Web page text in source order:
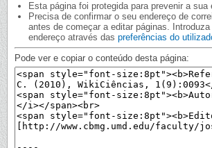
Esta página foi protegida para prevenir a sua
Precisa de confirmar o seu endereço de
antes de começar a editar páginas.
endereço através das preferências do
Pode ver e copiar o conteúdo desta página: